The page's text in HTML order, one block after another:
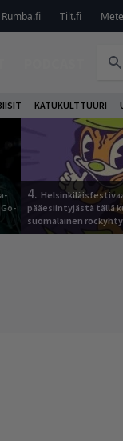
Rumba.fi Tilt.fi
KATUKULTTUURI
4.
pääesiintyjästä tällä
suomalainen